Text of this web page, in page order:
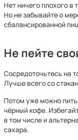
Нет ничего плохого в
Но не забывайте о
сбалансированной
Не пейте
Сосредоточьтесь на
Лучше всего со
Потом уже можно
чёрный кофе.
в том числе и
сахара.